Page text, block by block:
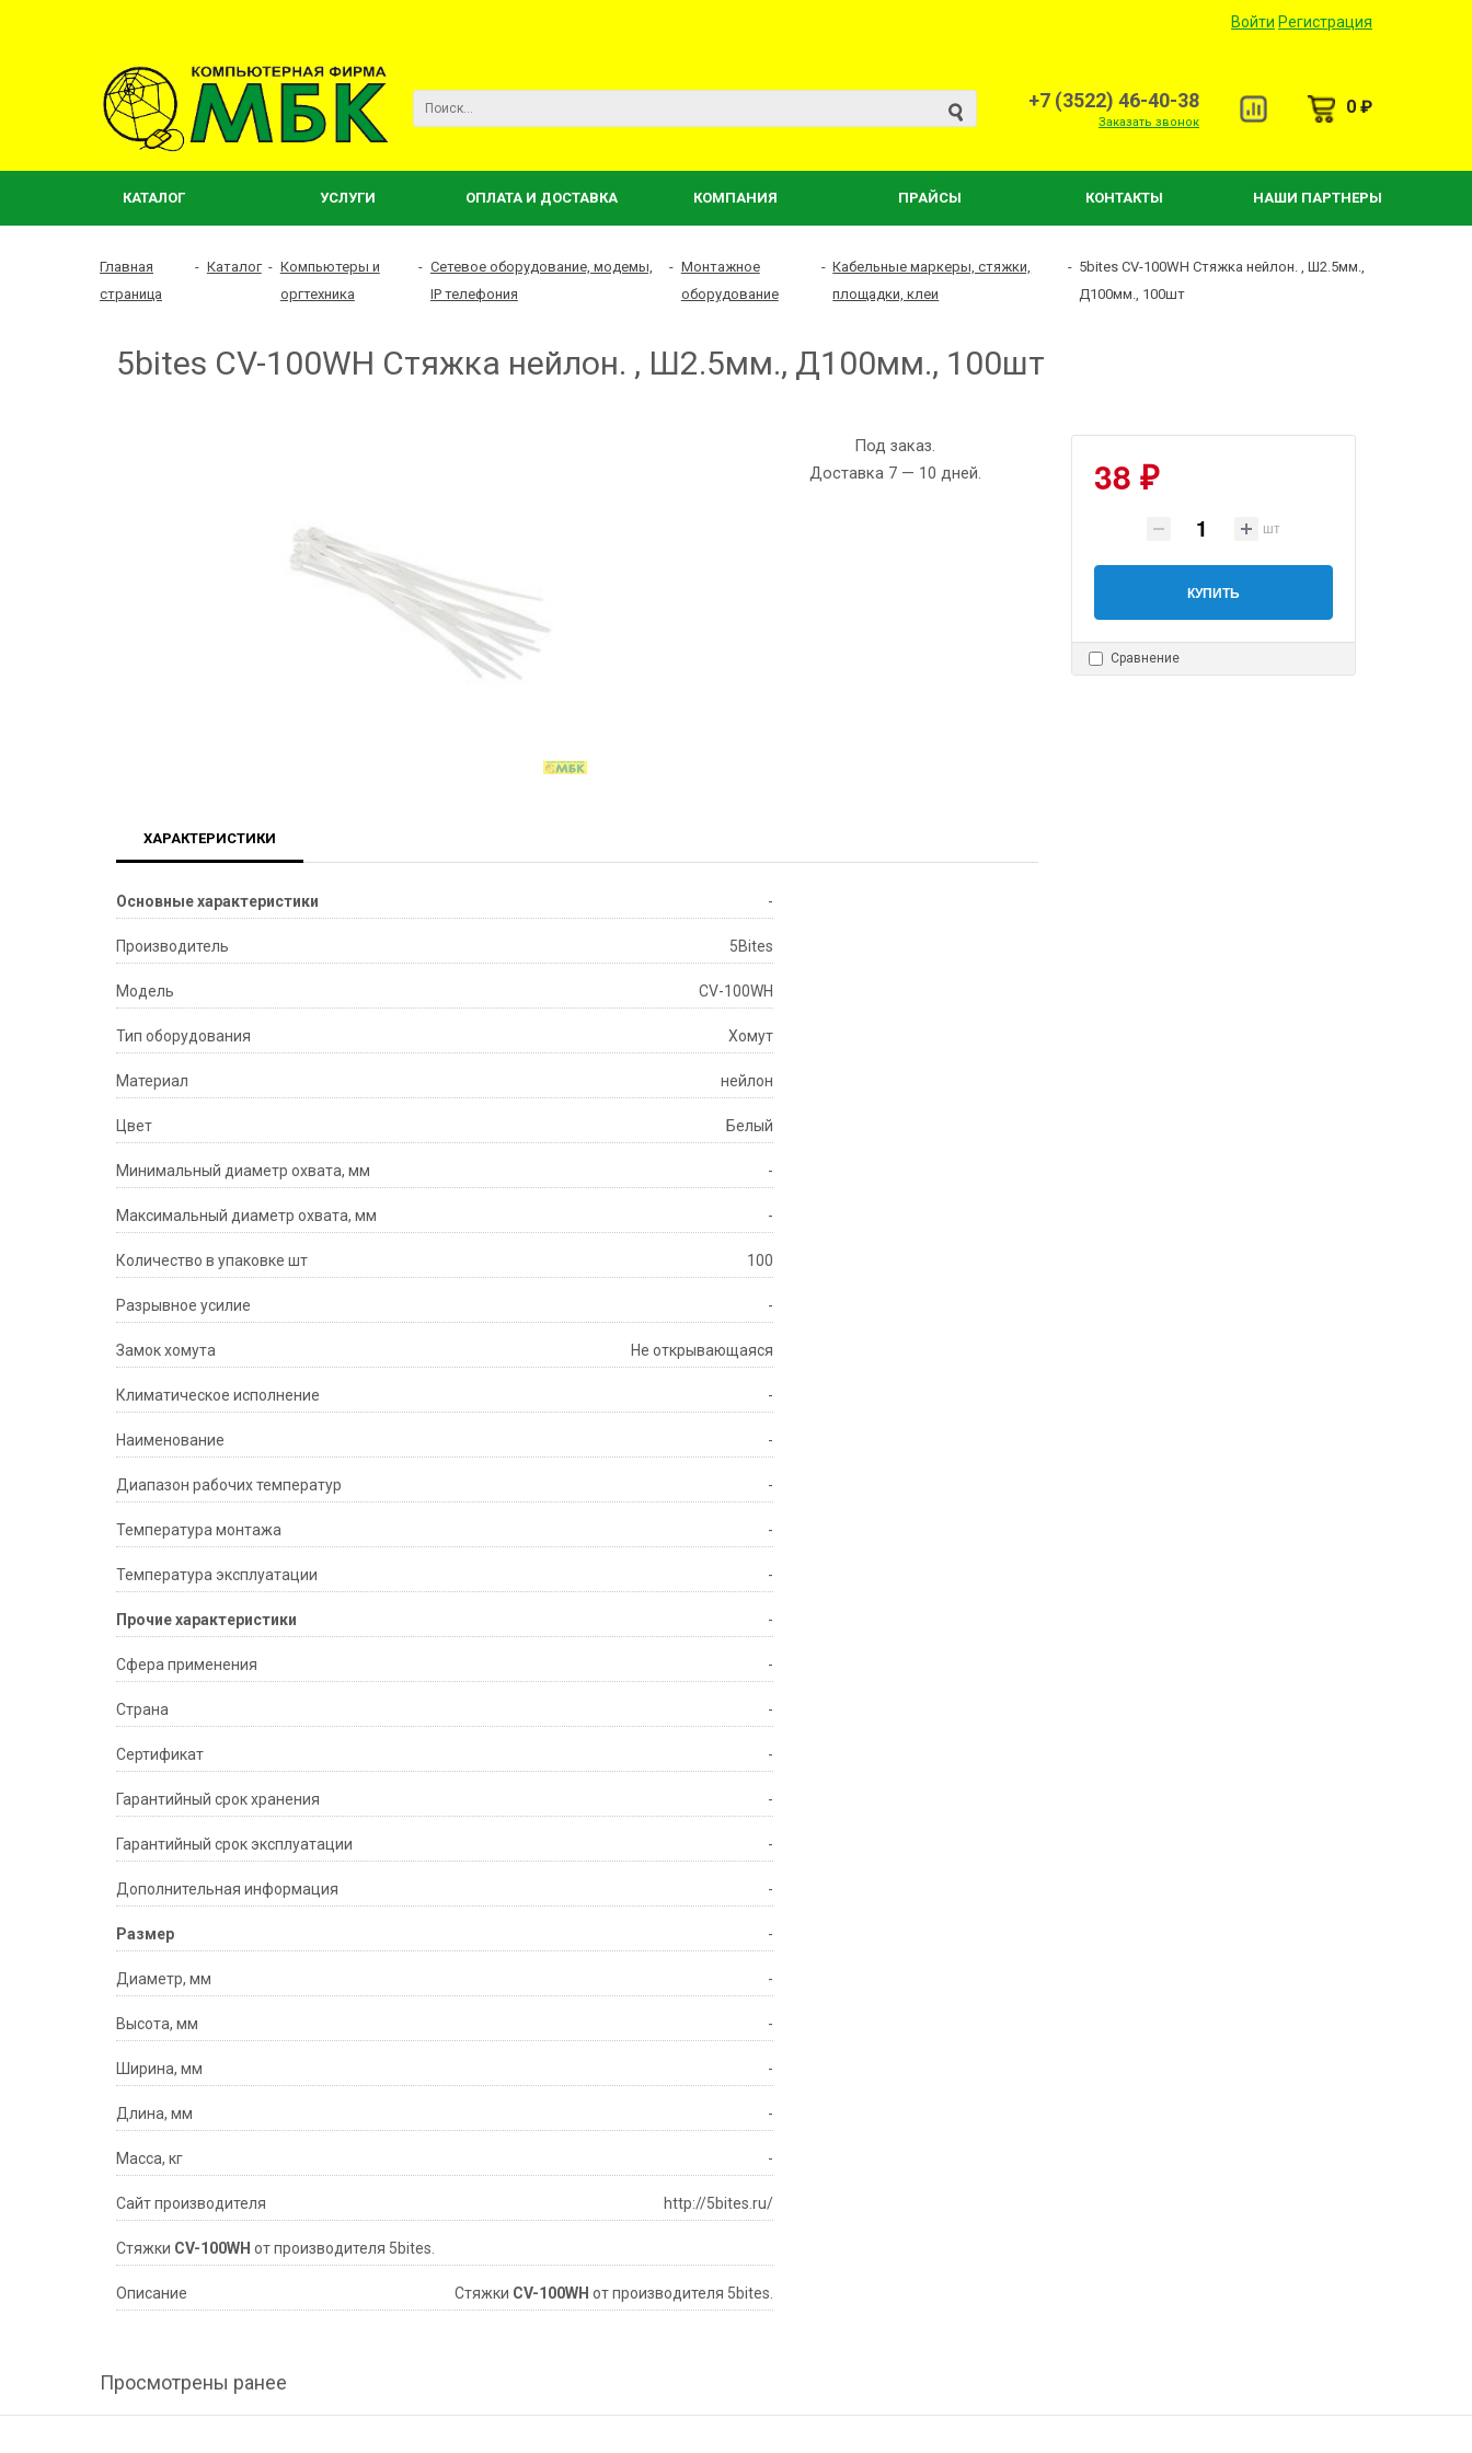
Войти Регистрация
+7 (3522) 46-40-38
Заказать звонок
0 ₽
КАТАЛОГ УСЛУГИ ОПЛАТА И ДОСТАВКА КОМПАНИЯ ПРАЙСЫ КОНТАКТЫ НАШИ ПАРТНЕРЫ
Главная
страница
- Каталог - Компьютеры и
оргтехника
- Сетевое оборудование, модемы,
IP телефония
- Монтажное
оборудование
- Кабельные маркеры, стяжки,
площадки, клеи
- 5bites CV-100WH Стяжка нейлон. , Ш2.5мм.,
Д100мм., 100шт
5bites CV-100WH Стяжка нейлон. , Ш2.5мм., Д100мм., 100шт
Под заказ.
Доставка 7 — 10 дней.
38 ₽
шт
КУПИТЬ
Сравнение
ХАРАКТЕРИСТИКИ
Основные характеристики -
Производитель 5Bites
Модeль CV-100WH
Тип оборудования Хомут
Материал нейлон
Цвет Белый
Минимальный диаметр охвата, мм -
Максимальный диаметр охвата, мм -
Количество в упаковке шт 100
Разрывное усилие -
Замок хомута Не открывающаяся
Климатическое исполнение -
Наименование -
Диапазон рабочих температур -
Температура монтажа -
Температура эксплуатации -
Прочие характеристики -
Сфера применения -
Страна -
Сертификат -
Гарантийный срок хранения -
Гарантийный срок эксплуатации -
Дополнительная информация -
Размер -
Диаметр, мм -
Высота, мм -
Ширина, мм -
Длина, мм -
Масса, кг -
Сайт производителя http://5bites.ru/
Стяжки CV-100WH от производителя 5bites.
Описание Стяжки CV-100WH от производителя 5bites.
Просмотрены ранее